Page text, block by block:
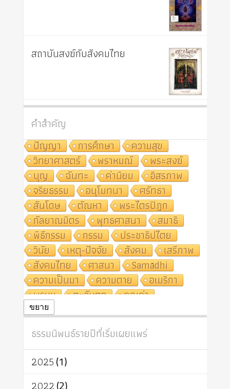
สถาบันสงฆ์กับสังคมไทย
คำสำคัญ
ปัญญา
การศึกษา
ความสุข
วิทยาศาสตร์
พราหมณ์
พระสงฆ์
บุญ
ฉันทะ ค่านิยม
อิสรภาพ
จริยธรรม
อนุโมทนา
ศรัทธา
สันโดษ
ตัณหา
พระไตรปิฎก
กัลยาณมิตร
พุทธศาสนา
สมาธิ
พิธีกรรม
กรรม
ประชาธิปไตย
วินัย
เหตุ-ปัจจัย สังคม
เสรีภาพ
สังคมไทย
ศาสนา
Samādhi
ความเป็นมา
ความตาย
อเมริกา
พรหม
ตะวันตก
คุณค่า
ปฏิจจสมุปบาท
ศาสนาประจำชาติ
อินเดีย
ผู้บริโภค
ธรรมาธิปไตย
จักร
การแยกรัฐกับศาสนา
ธรรมชาติ
เทคโนโลยี
สิทธิ
พุทธบริษัท
ขยาย
ธรรมนิพนธ์รายปีที่เริ่มเผยแพร่
2025(1)
(2)